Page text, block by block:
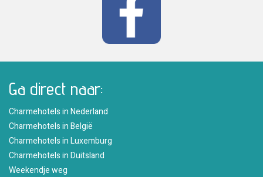
Ga direct naar:
Charmehotels in Nederland
Charmehotels in België
Charmehotels in Luxemburg
Charmehotels in Duitsland
Weekendje weg